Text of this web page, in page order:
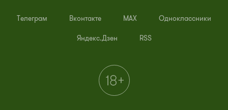
Телеграм Вконтакте MAX Одноклассники
Яндекс.Дзен RSS